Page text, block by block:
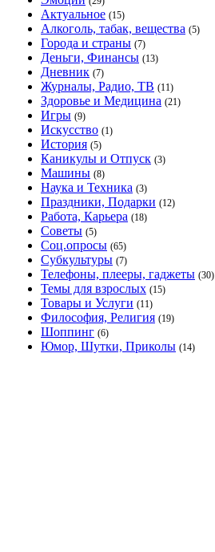
Актуальное (15)
Алкоголь, табак, вещества (5)
Города и страны (7)
Деньги, Финансы (13)
Дневник (7)
Журналы, Радио, ТВ (11)
Здоровье и Медицина (21)
Игры (9)
Искусство (1)
История (5)
Каникулы и Отпуск (3)
Машины (8)
Наука и Техника (3)
Праздники, Подарки (12)
Работа, Карьера (18)
Советы (5)
Соц.опросы (65)
Субкультуры (7)
Телефоны, плееры, гаджеты (30)
Темы для взрослых (15)
Товары и Услуги (11)
Философия, Религия (19)
Шоппинг (6)
Юмор, Шутки, Приколы (14)